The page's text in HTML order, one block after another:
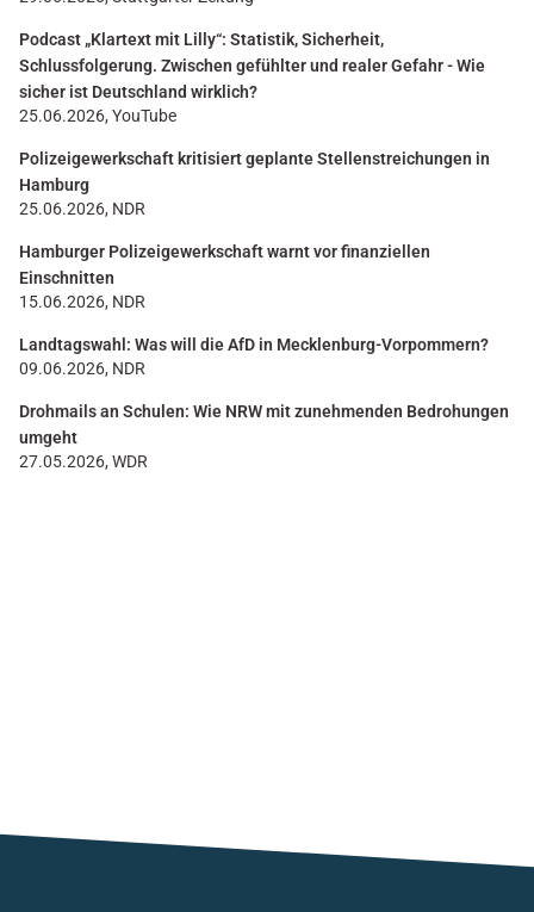
Podcast „Klartext mit Lilly“: Statistik, Sicherheit,
Schlussfolgerung. Zwischen gefühlter und realer Gefahr - Wie
sicher ist Deutschland wirklich?
25.06.2026, YouTube
Polizeigewerkschaft kritisiert geplante Stellenstreichungen in
Hamburg
25.06.2026, NDR
Hamburger Polizeigewerkschaft warnt vor finanziellen
Einschnitten
15.06.2026, NDR
Landtagswahl: Was will die AfD in Mecklenburg-Vorpommern?
09.06.2026, NDR
Drohmails an Schulen: Wie NRW mit zunehmenden Bedrohungen
umgeht
27.05.2026, WDR